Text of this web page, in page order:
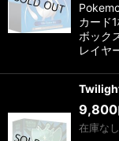
カード
ボック
レイヤ
9,800
在庫なし